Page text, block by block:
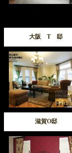
大阪 T 邸
滋賀O邸